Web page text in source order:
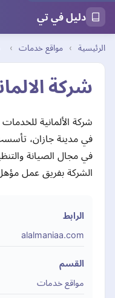
دليل في تي
الرئيسية › مواقع خدمات ›
شركة
شركة الألمانية
في مجال الصيانة
الشركة بفريق عمل
الرابط
alalmaniaa.com
القسم
مواقع خدمات